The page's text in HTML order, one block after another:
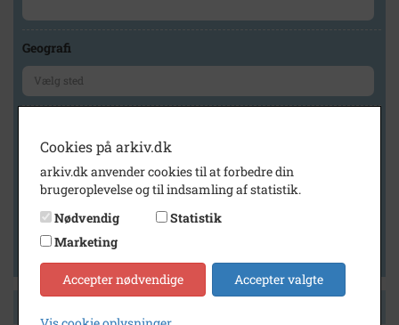
Geografi
Vis kun med billeder
Vis kun med filmklip
Vis kun med kilder
Cookies på arkiv.dk
arkiv.dk anvender cookies til at forbedre din
brugeroplevelse og til indsamling af statistik.
Nødvendig
Statistik
Marketing
Accepter nødvendige Accepter valgte